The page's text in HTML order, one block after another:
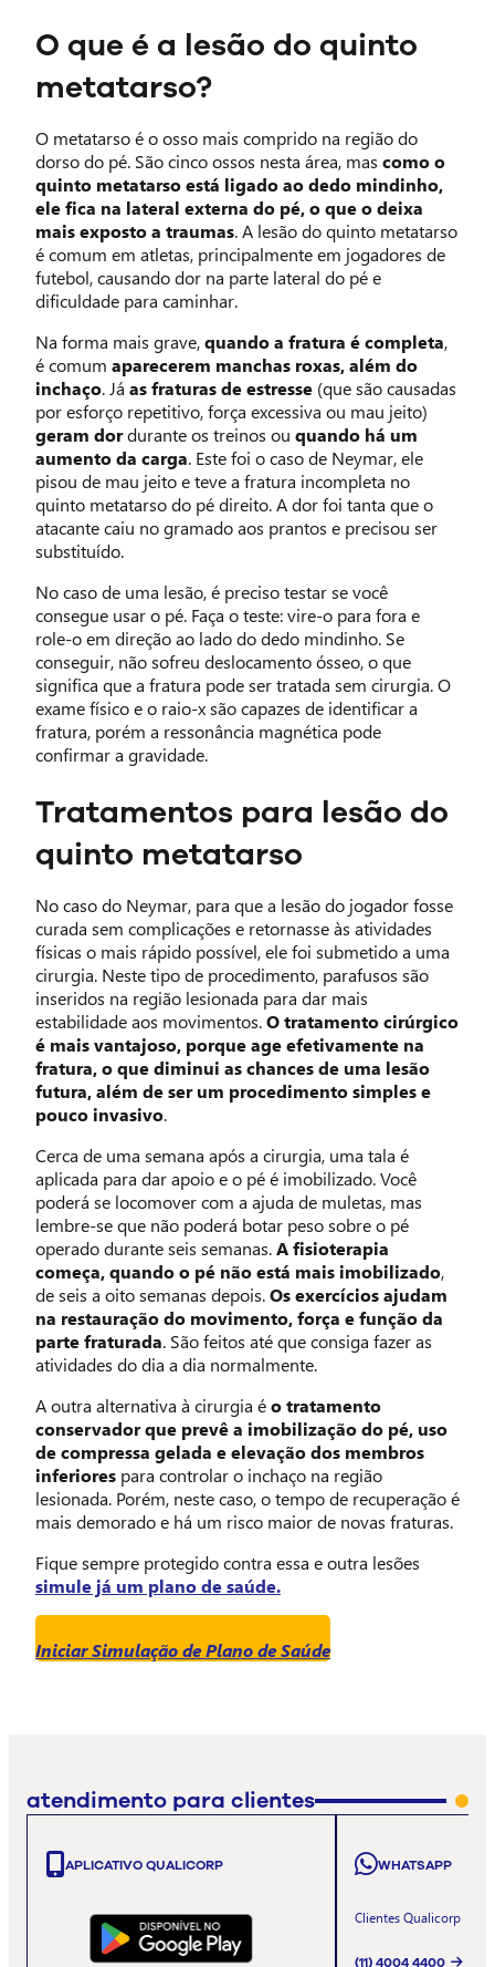
O que é a lesão do quinto
metatarso?
O metatarso é o osso mais comprido na região do
dorso do pé. São cinco ossos nesta área, mas como o
quinto metatarso está ligado ao dedo mindinho,
ele fica na lateral externa do pé, o que o deixa
mais exposto a traumas. A lesão do quinto metatarso
é comum em atletas, principalmente em jogadores de
futebol, causando dor na parte lateral do pé e
dificuldade para caminhar.
Na forma mais grave,quando a fratura é completa,
é comum aparecerem manchas roxas, além do
inchaço. Já as fraturas de estresse (que são causadas
por esforço repetitivo, força excessiva ou mau jeito)
geram dordurante os treinos ou quando há um
aumento da carga. Este foi o caso de Neymar, ele
pisou de mau jeito e teve a fratura incompleta no
quinto metatarso do pé direito. A dor foi tanta que o
atacante caiu no gramado aos prantos e precisou ser
substituído.
No caso de uma lesão, é preciso testar se você
consegue usar o pé. Faça o teste: vire-o para fora e
role-o em direção ao lado do dedo mindinho. Se
conseguir, não sofreu deslocamento ósseo, o que
significa que a fratura pode ser tratada sem cirurgia. O
exame físico e o raio-x são capazes de identificar a
fratura, porém a ressonância magnética pode
confirmar a gravidade.
Tratamentos para lesão do
quinto metatarso
No caso do Neymar, para que a lesão do jogador fosse
curada sem complicações e retornasse às atividades
físicas o mais rápido possível, ele foi submetido a uma
cirurgia. Neste tipo de procedimento, parafusos são
inseridos na região lesionada para dar mais
estabilidade aos movimentos.O tratamento cirúrgico
é mais vantajoso, porque age efetivamente na
fratura, o que diminui as chances de uma lesão
futura, além de ser um procedimento simples e
pouco invasivo.
Cerca de uma semana após a cirurgia, uma tala é
aplicada para dar apoio e o pé é imobilizado. Você
poderá se locomover com a ajuda de muletas, mas
lembre-se que não poderá botar peso sobre o pé
operado durante seis semanas.A fisioterapia
começa, quando o pé não está mais imobilizado,
de seis a oito semanas depois.Os exercícios ajudam
na restauração do movimento, força e função da
parte fraturada. São feitos até que consiga fazer as
atividades do dia a dia normalmente.
A outra alternativa à cirurgia éo tratamento
conservador que prevê a imobilização do pé, uso
de compressa gelada e elevação dos membros
inferiores para controlar o inchaço na região
lesionada. Porém, neste caso, o tempo de recuperação é
mais demorado e há um risco maior de novas fraturas.
Fique sempre protegido contra essa e outra lesões
simule já um plano de saúde.
Iniciar Simulação de Plano de Saúde
atendimento para clientes
APLICATIVO QUALICORP WHATSAPP
Clientes Qualicorp
(11) 4004 4400